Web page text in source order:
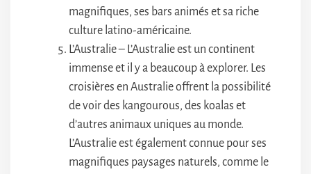
magnifiques, ses bars animés et sa riche
culture latino-américaine.
L’Australie – L’Australie est un continent
immense et il y a beaucoup à explorer. Les
croisières en Australie offrent la possibilité
de voir des kangourous, des koalas et
d’autres animaux uniques au monde.
L’Australie est également connue pour ses
magnifiques paysages naturels, comme le